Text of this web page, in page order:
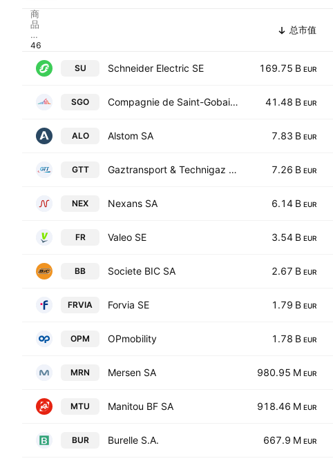
商
品
代
码
总市值
SU Schneider Electric SE 169.75 B EUR
SGO Compagnie de Saint-Gobain SA 41.48 B EUR
ALO Alstom SA 7.83 B EUR
GTT Gaztransport & Technigaz SA 7.26 B EUR
NEX Nexans SA 6.14 B EUR
FR Valeo SE 3.54 B EUR
BB Societe BIC SA 2.67 B EUR
FRVIA Forvia SE 1.79 B EUR
OPM OPmobility 1.78 B EUR
MRN Mersen SA 980.95 M EUR
MTU Manitou BF SA 918.46 M EUR
BUR Burelle S.A. 667.9 M EUR